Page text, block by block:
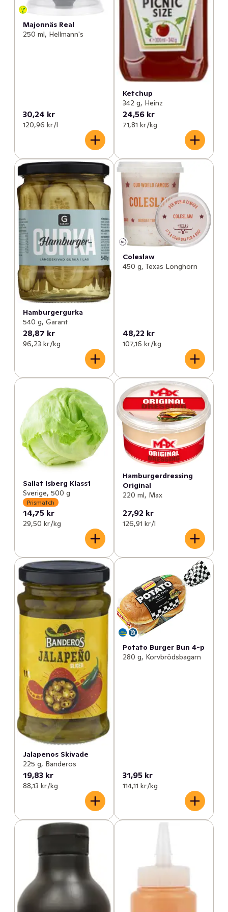
Majonnäs Real
250 ml, Hellmann's
30,24 kr
120,96 kr /l
Ketchup
342 g, Heinz
24,56 kr
71,81 kr /kg
Hamburgergurka
540 g, Garant
28,87 kr
96,23 kr /kg
Coleslaw
450 g, Texas Longhorn
48,22 kr
107,16 kr /kg
Sallat Isberg Klass1
Sverige, 500 g
Prismatch
14,75 kr
29,50 kr /kg
Hamburgerdressing
Original
220 ml, Max
27,92 kr
126,91 kr /l
Jalapenos Skivade
225 g, Banderos
19,83 kr
88,13 kr /kg
Potato Burger Bun 4-p
280 g, Korvbrödsbagarn
31,95 kr
114,11 kr /kg